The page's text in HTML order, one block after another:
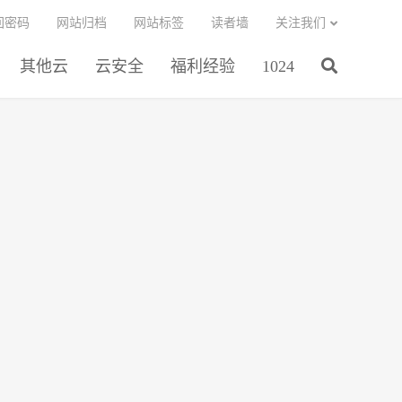
其他云 云安全 福利经验 1024
密码 网站归档 网站标签 读者墙 关注我们